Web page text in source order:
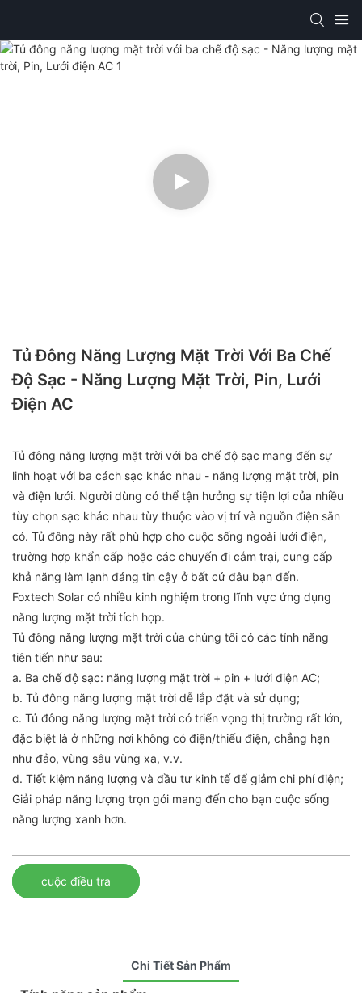
Tủ Đông Năng Lượng Mặt Trời Với Ba Chế
Độ Sạc - Năng Lượng Mặt Trời, Pin, Lưới
Điện AC
Tủ đông năng lượng mặt trời với ba chế độ sạc mang đến sự
linh hoạt với ba cách sạc khác nhau - năng lượng mặt trời, pin
và điện lưới. Người dùng có thể tận hưởng sự tiện lợi của nhiều
tùy chọn sạc khác nhau tùy thuộc vào vị trí và nguồn điện sẵn
có. Tủ đông này rất phù hợp cho cuộc sống ngoài lưới điện,
trường hợp khẩn cấp hoặc các chuyến đi cắm trại, cung cấp
khả năng làm lạnh đáng tin cậy ở bất cứ đâu bạn đến.
Foxtech Solar có nhiều kinh nghiệm trong lĩnh vực ứng dụng
năng lượng mặt trời tích hợp.
Tủ đông năng lượng mặt trời của chúng tôi có các tính năng
tiên tiến như sau:
a. Ba chế độ sạc: năng lượng mặt trời + pin + lưới điện AC;
b. Tủ đông năng lượng mặt trời dễ lắp đặt và sử dụng;
c. Tủ đông năng lượng mặt trời có triển vọng thị trường rất lớn,
đặc biệt là ở những nơi không có điện/thiếu điện, chẳng hạn
như đảo, vùng sâu vùng xa, v.v.
d. Tiết kiệm năng lượng và đầu tư kinh tế để giảm chi phí điện;
Giải pháp năng lượng trọn gói mang đến cho bạn cuộc sống
năng lượng xanh hơn.
cuộc điều tra
Chi Tiết Sản Phẩm